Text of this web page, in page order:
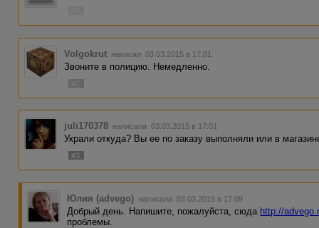
Volgokrut написал 03.03.2015 в 17:01
Звоните в полицию. Немедленно.
#2
juli170378 написала 03.03.2015 в 17:01
Украли откуда? Вы ее по заказу выполняли или в
#3
Юлия (advego) написала 03.03.2015 в 17:09
Добрый день. Напишите, пожалуйста, сюда http://
проблемы.